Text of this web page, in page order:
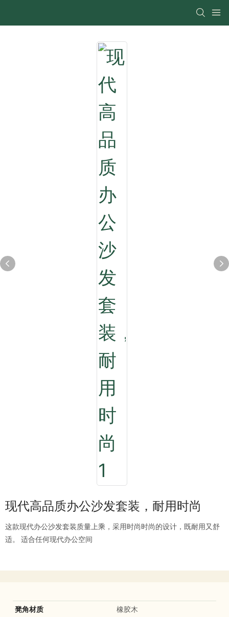
现代高品质办公沙发套装，耐用时尚
这款现代办公沙发套装质量上乘，采用时尚时尚的设计，既耐用又舒
适。 适合任何现代办公空间
凳角材质 橡胶木